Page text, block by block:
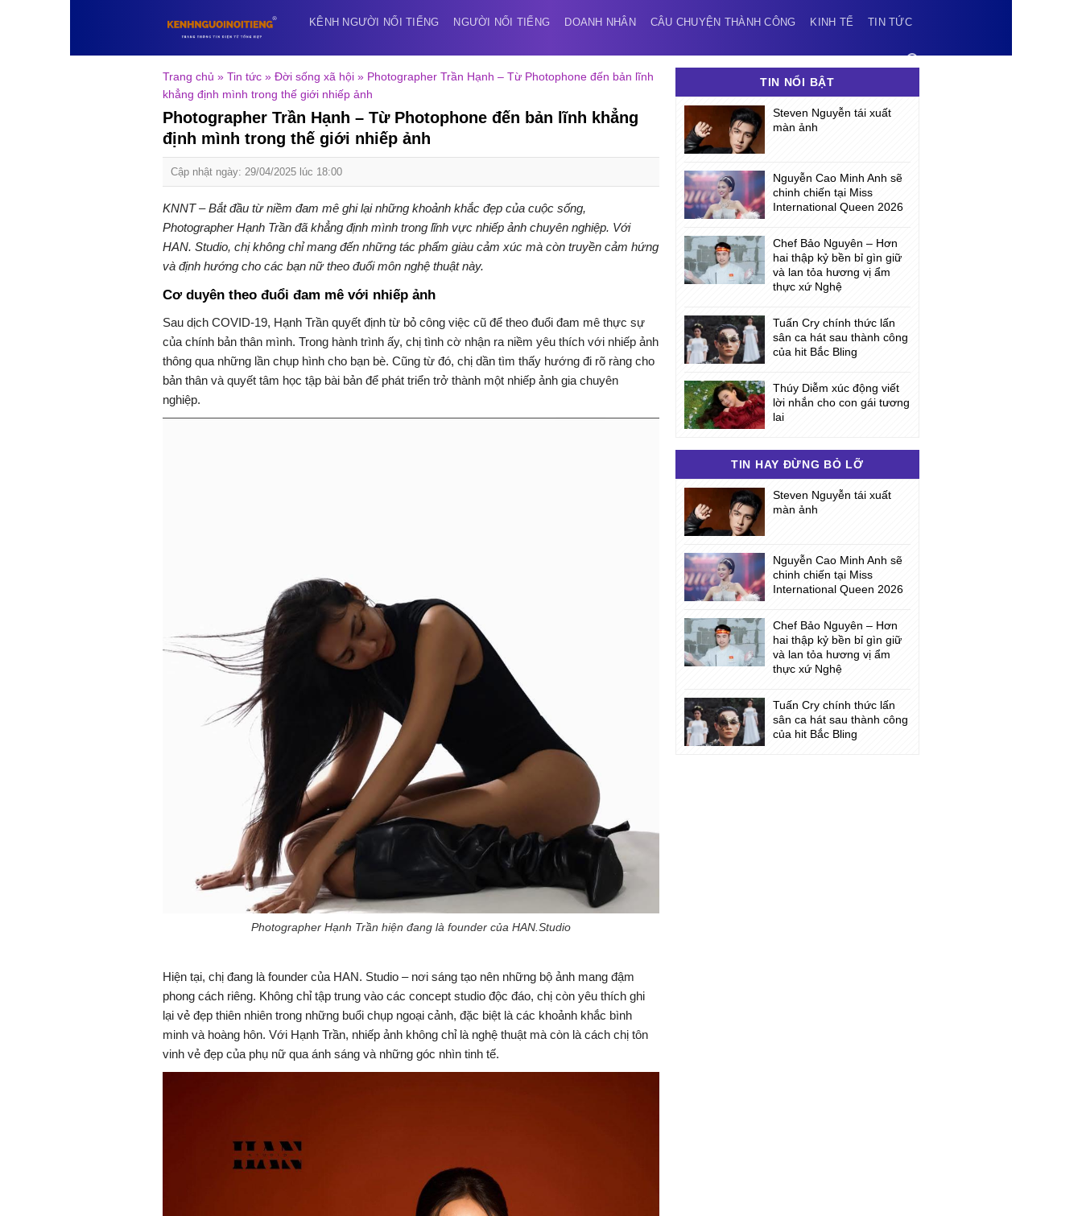
KÊNH NGƯỜI NỔI TIẾNG NGƯỜI NỔI TIẾNG DOANH NHÂN CÂU CHUYỆN THÀNH CÔNG KINH TẾ TIN TỨC
Trang chủ » Tin tức » Đời sống xã hội » Photographer Trần Hạnh – Từ Photophone đến bản lĩnh
khẳng định mình trong thế giới nhiếp ảnh
Photographer Trần Hạnh – Từ Photophone đến bản lĩnh khẳng
định mình trong thế giới nhiếp ảnh
Cập nhật ngày: 29/04/2025 lúc 18:00
KNNT – Bắt đầu từ niềm đam mê ghi lại những khoảnh khắc đẹp của cuộc sống,
Photographer Hạnh Trần đã khẳng định mình trong lĩnh vực nhiếp ảnh chuyên nghiệp. Với
HAN. Studio, chị không chỉ mang đến những tác phẩm giàu cảm xúc mà còn truyền cảm hứng
và định hướng cho các bạn nữ theo đuổi môn nghệ thuật này.
Cơ duyên theo đuổi đam mê với nhiếp ảnh
Sau dịch COVID-19, Hạnh Trần quyết định từ bỏ công việc cũ để theo đuổi đam mê thực sự
của chính bản thân mình. Trong hành trình ấy, chị tình cờ nhận ra niềm yêu thích với nhiếp ảnh
thông qua những lần chụp hình cho bạn bè. Cũng từ đó, chị dần tìm thấy hướng đi rõ ràng cho
bản thân và quyết tâm học tập bài bản để phát triển trở thành một nhiếp ảnh gia chuyên
nghiệp.
Photographer Hạnh Trần hiện đang là founder của HAN.Studio
Hiện tại, chị đang là founder của HAN. Studio – nơi sáng tạo nên những bộ ảnh mang đậm
phong cách riêng. Không chỉ tập trung vào các concept studio độc đáo, chị còn yêu thích ghi
lại vẻ đẹp thiên nhiên trong những buổi chụp ngoại cảnh, đặc biệt là các khoảnh khắc bình
minh và hoàng hôn. Với Hạnh Trần, nhiếp ảnh không chỉ là nghệ thuật mà còn là cách chị tôn
vinh vẻ đẹp của phụ nữ qua ánh sáng và những góc nhìn tinh tế.
TIN NỔI BẬT
Steven Nguyễn tái xuất
màn ảnh
Nguyễn Cao Minh Anh sẽ
chinh chiến tại Miss
International Queen 2026
Chef Bảo Nguyên – Hơn
hai thập kỷ bền bỉ gìn giữ
và lan tỏa hương vị ẩm
thực xứ Nghệ
Tuấn Cry chính thức lấn
sân ca hát sau thành công
của hit Bắc Bling
Thúy Diễm xúc động viết
lời nhắn cho con gái tương
lai
TIN HAY ĐỪNG BỎ LỠ
Steven Nguyễn tái xuất
màn ảnh
Nguyễn Cao Minh Anh sẽ
chinh chiến tại Miss
International Queen 2026
Chef Bảo Nguyên – Hơn
hai thập kỷ bền bỉ gìn giữ
và lan tỏa hương vị ẩm
thực xứ Nghệ
Tuấn Cry chính thức lấn
sân ca hát sau thành công
của hit Bắc Bling